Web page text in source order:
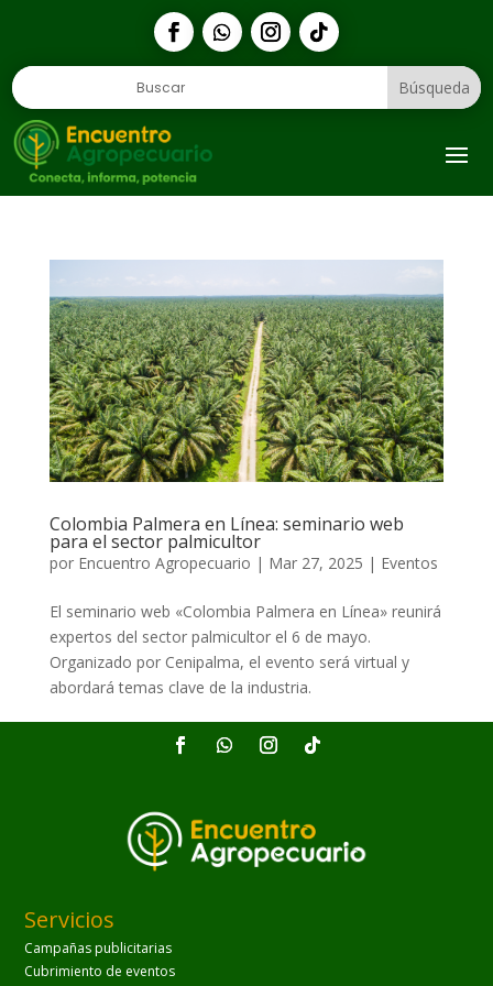
Colombia Palmera en Línea: seminario web
para el sector palmicultor
por Encuentro Agropecuario | Mar 27, 2025 | Eventos
El seminario web «Colombia Palmera en Línea» reunirá
expertos del sector palmicultor el 6 de mayo.
Organizado por Cenipalma, el evento será virtual y
abordará temas clave de la industria.
Servicios
Campañas publicitarias
Cubrimiento de eventos